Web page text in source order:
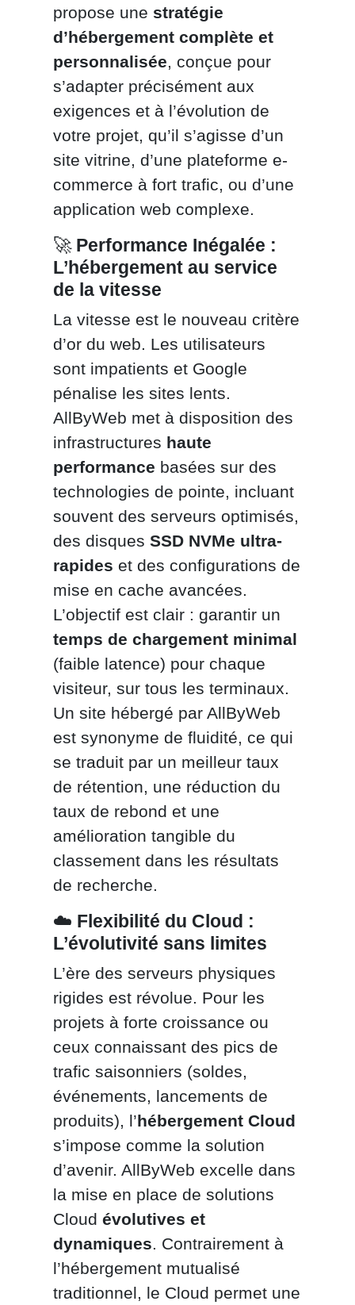
propose une stratégie
d’hébergement complète et
personnalisée , conçue pour
s’adapter précisément aux
exigences et à l’évolution de
votre projet, qu’il s’agisse d’un
site vitrine, d’une plateforme e-
commerce à fort trafic, ou d’une
application web complexe.
🚀 Performance Inégalée :
L’hébergement au service
de la vitesse
La vitesse est le nouveau critère
d’or du web. Les utilisateurs
sont impatients et Google
pénalise les sites lents.
AllByWeb met à disposition des
infrastructures haute
performance basées sur des
technologies de pointe, incluant
souvent des serveurs optimisés,
des disquesSSD NVMe ultra-
rapides et des configurations de
mise en cache avancées.
L’objectif est clair : garantir un
temps de chargement minimal
(faible latence) pour chaque
visiteur, sur tous les terminaux.
Un site hébergé par AllByWeb
est synonyme de fluidité, ce qui
se traduit par un meilleur taux
de rétention, une réduction du
taux de rebond et une
amélioration tangible du
classement dans les résultats
de recherche.
☁️ Flexibilité du Cloud :
L’évolutivité sans limites
L’ère des serveurs physiques
rigides est révolue. Pour les
projets à forte croissance ou
ceux connaissant des pics de
trafic saisonniers (soldes,
événements, lancements de
produits), l’hébergement Cloud
s’impose comme la solution
d’avenir. AllByWeb excelle dans
la mise en place de solutions
Cloudévolutives et
dynamiques . Contrairement à
l’hébergement mutualisé
traditionnel, le Cloud permet une